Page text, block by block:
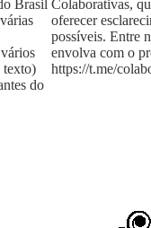
Brasil
texto)
do
Colaborativas,
oferecer
possíveis. Entre
envolva com o
https://t.me/